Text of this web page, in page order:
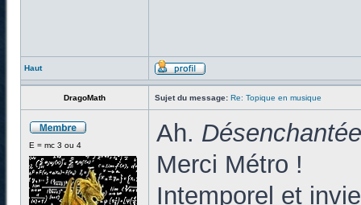
Haut
DragoMath Sujet du message: Re: Topique en musique
E = mc 3 ou 4 Ah. Désenchantée
Merci Métro !
Intemporel et